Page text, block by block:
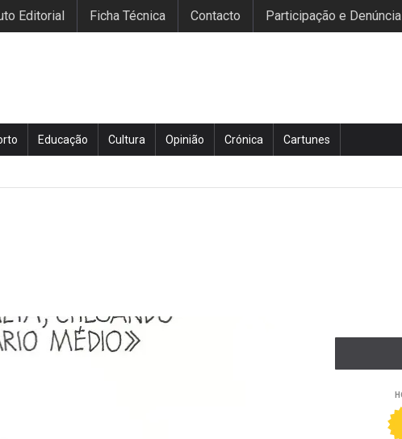
Editorial Ficha Técnica Contacto Participação e Denúncia
Educação Cultura Opinião Crónica Cartunes